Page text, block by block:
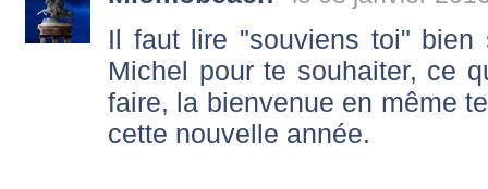
Il faut lire "souviens toi"
Michel pour te souhaiter, ce
faire, la bienvenue en même
cette nouvelle année.